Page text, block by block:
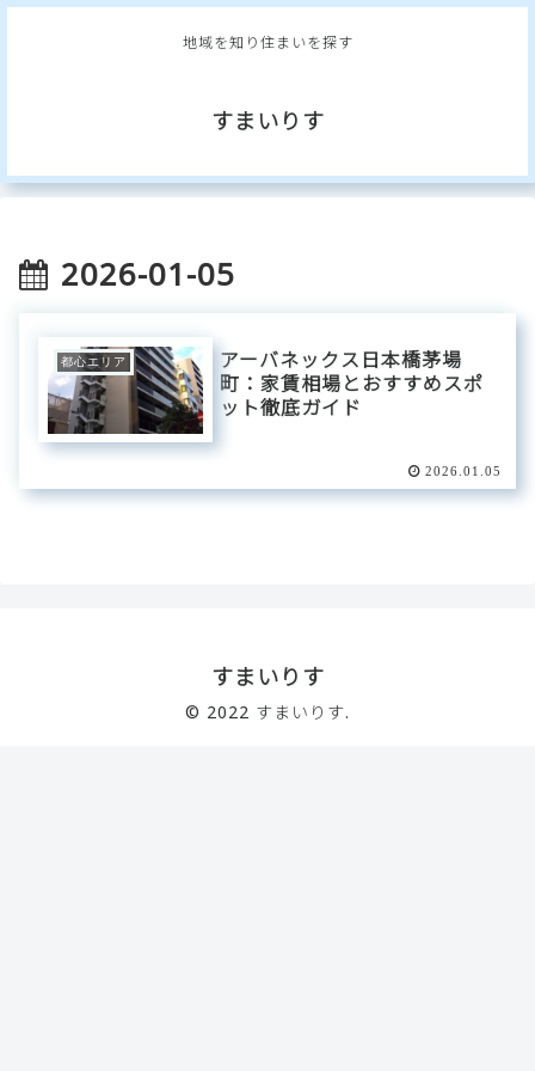
地域を知り住まいを探す
すまいりす
2026-01-05
都心エリア
アーバネックス日本橋茅場
町：家賃相場とおすすめスポ
ット徹底ガイド
2026.01.05
すまいりす
© 2022 すまいりす.